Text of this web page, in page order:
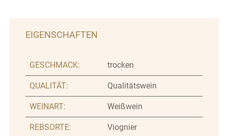
EIGENSCHAFTEN
GESCHMACK: trocken
QUALITÄT: Qualitätswein
WEINART: Weißwein
REBSORTE: Viognier